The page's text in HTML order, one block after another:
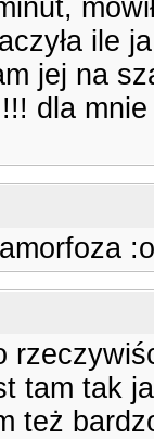
ile
jej na
dla
tam tak
też